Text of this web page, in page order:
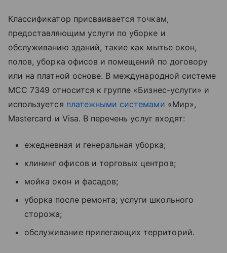
Классификатор присваивается точкам,
предоставляющим услуги по уборке и
обслуживанию зданий, такие как мытье окон,
полов, уборка офисов и помещений по договору
или на платной основе. В международной системе
MCC 7349 относится к группе «Бизнес-услуги» и
используется платежными системами «Мир»,
Mastercard и Visa. В перечень услуг входят:
ежедневная и генеральная уборка;
клининг офисов и торговых центров;
мойка окон и фасадов;
уборка после ремонта; услуги школьного
сторожа;
обслуживание прилегающих территорий.